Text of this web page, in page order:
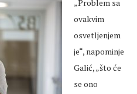
„Problem sa
ovakvim
osvetljenjem
je“, napominje
Galić, „što će
se ono